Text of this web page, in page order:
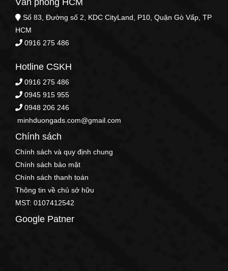
Số 83, Đường số 2, KDC CityLand, P10, Quận Gò Vấp, TP
HCM
0916 275 486
Hotline CSKH
0916 275 486
0945 915 955
0948 206 246
minhduongads.com@gmail.com
Chính sách
Chính sách và quy định chung
Chính sách bảo mật
Chính sách thanh toán
Thông tin về chủ sở hữu
MST: 0107412542
Google Patner